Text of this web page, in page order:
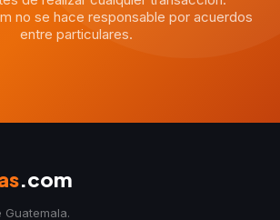
no se hace responsable por acuerdos
entre particulares.
.com